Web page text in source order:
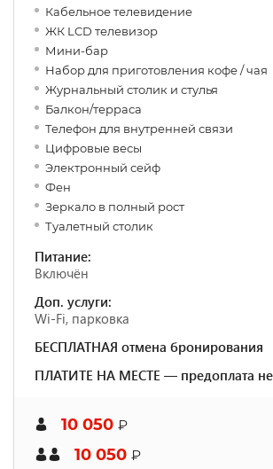
Кабельное телевидение
ЖК LCD телевизор
Мини-бар
Набор для приготовления кофе / чая
Журнальный столик и стулья
Балкон/терраса
Телефон для внутренней связи
Цифровые весы
Электронный сейф
Фен
Зеркало в полный рост
Туалетный столик
Питание:
Включён
Доп. услуги:
Wi-Fi, парковка
БЕСПЛАТНАЯ отмена бронирования
ПЛАТИТЕ НА МЕСТЕ — предоплата не
10 050 ₽
10 050 ₽